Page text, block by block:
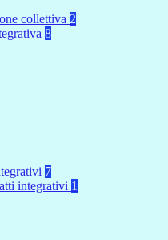
collettiva 2
8
7
integrativi 1